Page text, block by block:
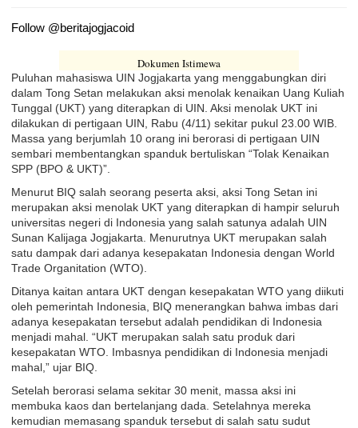
Follow @beritajogjacoid
Dokumen Istimewa
Puluhan mahasiswa UIN Jogjakarta yang menggabungkan diri
dalam Tong Setan melakukan aksi menolak kenaikan Uang Kuliah
Tunggal (UKT) yang diterapkan di UIN. Aksi menolak UKT ini
dilakukan di pertigaan UIN, Rabu (4/11) sekitar pukul 23.00 WIB.
Massa yang berjumlah 10 orang ini berorasi di pertigaan UIN
sembari membentangkan spanduk bertuliskan “Tolak Kenaikan
SPP (BPO & UKT)”.
Menurut BIQ salah seorang peserta aksi, aksi Tong Setan ini
merupakan aksi menolak UKT yang diterapkan di hampir seluruh
universitas negeri di Indonesia yang salah satunya adalah UIN
Sunan Kalijaga Jogjakarta. Menurutnya UKT merupakan salah
satu dampak dari adanya kesepakatan Indonesia dengan World
Trade Organitation (WTO).
Ditanya kaitan antara UKT dengan kesepakatan WTO yang diikuti
oleh pemerintah Indonesia, BIQ menerangkan bahwa imbas dari
adanya kesepakatan tersebut adalah pendidikan di Indonesia
menjadi mahal. “UKT merupakan salah satu produk dari
kesepakatan WTO. Imbasnya pendidikan di Indonesia menjadi
mahal,” ujar BIQ.
Setelah berorasi selama sekitar 30 menit, massa aksi ini
membuka kaos dan bertelanjang dada. Setelahnya mereka
kemudian memasang spanduk tersebut di salah satu sudut